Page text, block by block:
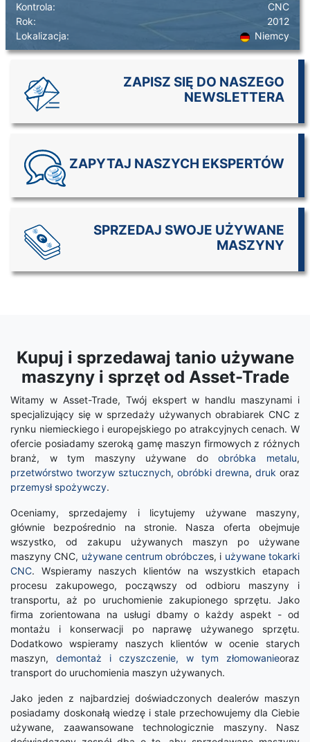
Kontrola:
CNC
Rok:
2012
Lokalizacja:
Niemcy
ZAPISZ SIĘ DO NASZEGO
NEWSLETTERA
ZAPYTAJ NASZYCH EKSPERTÓW
SPRZEDAJ SWOJE UŻYWANE
MASZYNY
Kupuj i sprzedawaj tanio używane
maszyny i sprzęt od Asset-Trade
Witamy w Asset-Trade, Twój ekspert w handlu maszynami i
specjalizujący się w sprzedaży używanych obrabiarek CNC z
rynku niemieckiego i europejskiego po atrakcyjnych cenach. W
ofercie posiadamy szeroką gamę maszyn firmowych z różnych
branż, w tym maszyny używane doobróbka metalu,
przetwórstwo tworzyw sztucznych, obróbki drewna, druk oraz
przemysł spożywczy.
Oceniamy, sprzedajemy i licytujemy używane maszyny,
głównie bezpośrednio na stronie. Nasza oferta obejmuje
wszystko, od zakupu używanych maszyn po używane
maszyny CNC, używane centrum obróbczes, i używane tokarki
CNC. Wspieramy naszych klientów na wszystkich etapach
procesu zakupowego, począwszy od odbioru maszyny i
transportu, aż po uruchomienie zakupionego sprzętu. Jako
firma zorientowana na usługi dbamy o każdy aspekt - od
montażu i konserwacji po naprawę używanego sprzętu.
Dodatkowo wspieramy naszych klientów w ocenie starych
maszyn, demontaż i czyszczenie, w tym złomowanieoraz
transport do uruchomienia maszyn używanych.
Jako jeden z najbardziej doświadczonych dealerów maszyn
posiadamy doskonałą wiedzę i stale przechowujemy dla Ciebie
używane, zaawansowane technologicznie maszyny. Nasz